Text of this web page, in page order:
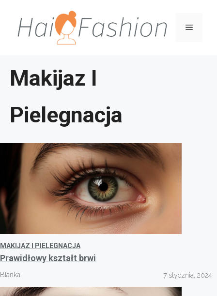
Menu
Makijaz I
Pielegnacja
MAKIJAZ I PIELEGNACJA
Prawidłowy kształt brwi
Blanka 7 stycznia, 2024